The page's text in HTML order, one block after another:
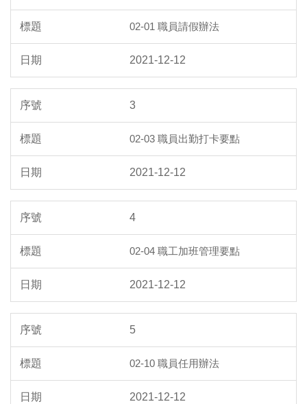
02-01 職員請假辦法
2021-12-12
3
02-03 職員出勤打卡要點
2021-12-12
4
02-04 職工加班管理要點
2021-12-12
5
02-10 職員任用辦法
2021-12-12